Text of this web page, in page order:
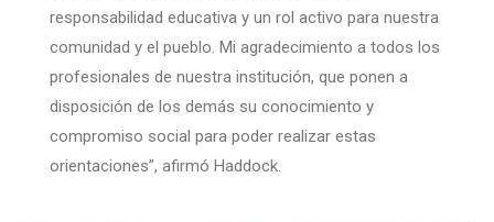
responsabilidad educativa y un rol activo para nuestra
comunidad y el pueblo. Mi agradecimiento a todos los
profesionales de nuestra institución, que ponen a
disposición de los demás su conocimiento y
compromiso social para poder realizar estas
orientaciones”, afirmó Haddock.